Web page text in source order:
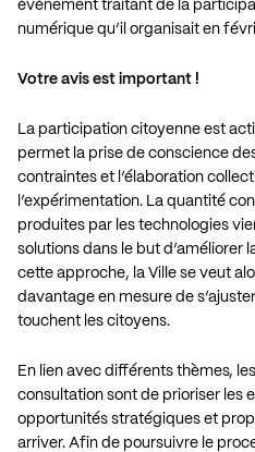
événement traitant de la
numérique qu’il organisait en
Votre avis est important !
La participation citoyenne est
permet la prise de conscience
contraintes et l’élaboration
l’expérimentation. La quantité
produites par les technologies
solutions dans le but d’améliorer
cette approche, la Ville se veut
davantage en mesure de
touchent les citoyens.
En lien avec différents thèmes,
consultation sont de prioriser les
opportunités stratégiques et
arriver. Afin de poursuivre le